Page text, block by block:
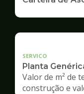
SERVICO
Planta
Valor de m² de
construção e